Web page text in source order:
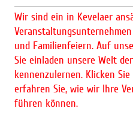
Wir sind ein in Kevelaer
und Familienfeiern. Auf
Sie einladen unsere Welt
kennenzulernen. Klicken
erfahren Sie, wie wir Ihre
führen können.